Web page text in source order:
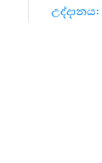
උද්දානය: